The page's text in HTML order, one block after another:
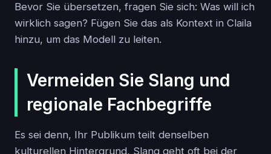
Bevor Sie übersetzen, fragen Sie sich: Was will ich
wirklich sagen? Fügen Sie das als Kontext in Claila
hinzu, um das Modell zu leiten.
Vermeiden Sie Slang und
regionale Fachbegriffe
Es sei denn, Ihr Publikum teilt denselben
kulturellen Hintergrund, Slang geht oft bei der